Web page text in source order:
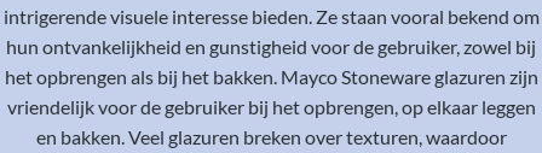
intrigerende visuele interesse bieden. Ze staan vooral bekend om
hun ontvankelijkheid en gunstigheid voor de gebruiker, zowel bij
het opbrengen als bij het bakken. Mayco Stoneware glazuren zijn
vriendelijk voor de gebruiker bij het opbrengen, op elkaar leggen
en bakken. Veel glazuren breken over texturen, waardoor